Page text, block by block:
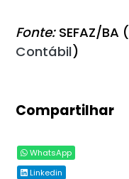
Fonte:SEFAZ/BA (
Contábil)
Compartilhar
WhatsApp
Linkedin